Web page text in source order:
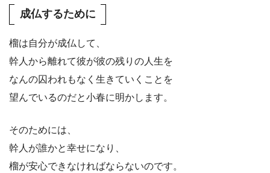
成仏するために
榴は自分が成仏して、
幹人から離れて彼が彼の残りの人生を
なんの囚われもなく生きていくことを
望んでいるのだと小春に明かします。
そのためには、
幹人が誰かと幸せになり、
榴が安心できなければならないのです。